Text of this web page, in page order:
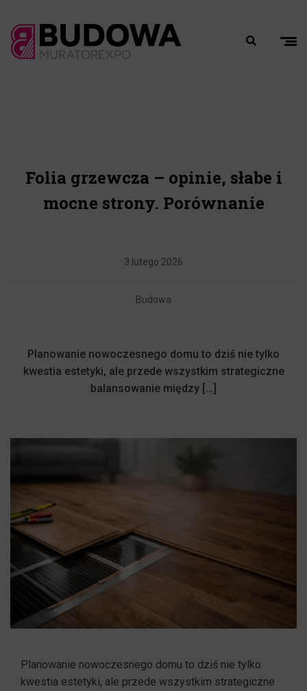
Folia grzewcza – opinie, słabe i
mocne strony. Porównanie
3 lutego 2026
Budowa
Planowanie nowoczesnego domu to dziś nie tylko
kwestia estetyki, ale przede wszystkim strategiczne
balansowanie między […]
Planowanie nowoczesnego domu to dziś nie tylko
kwestia estetyki, ale przede wszystkim strategiczne